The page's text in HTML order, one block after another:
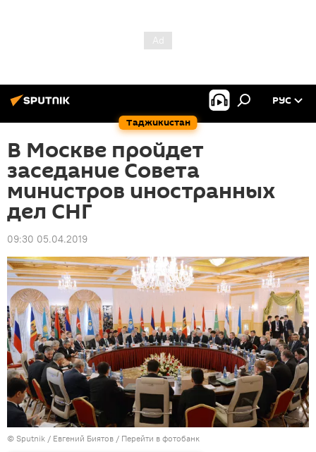
Таджикистан
РУС
В Москве пройдет
заседание Совета
министров иностранных
дел СНГ
09:30 05.04.2019
© Sputnik / Евгений Биятов / Перейти в фотобанк